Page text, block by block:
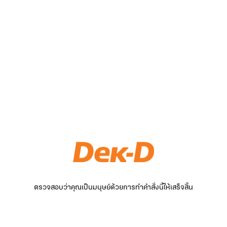
ตรวจสอบว่าคุณเป็นมนุษย์ด้วยการทำคำสั่งนี้ให้เสร็จสิ้น